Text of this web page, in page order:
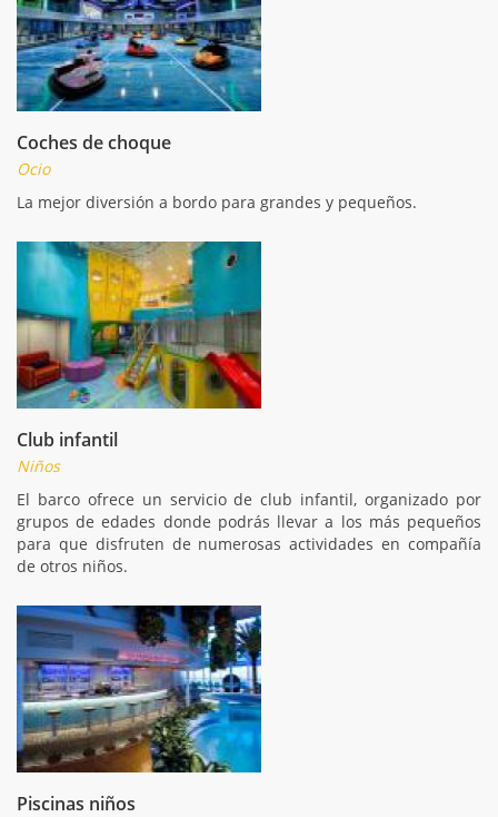
Coches de choque
Ocio
La mejor diversión a bordo para grandes y pequeños.
Club infantil
Niños
El barco ofrece un servicio de club infantil, organizado por
grupos de edades donde podrás llevar a los más pequeños
para que disfruten de numerosas actividades en compañía
de otros niños.
Piscinas niños